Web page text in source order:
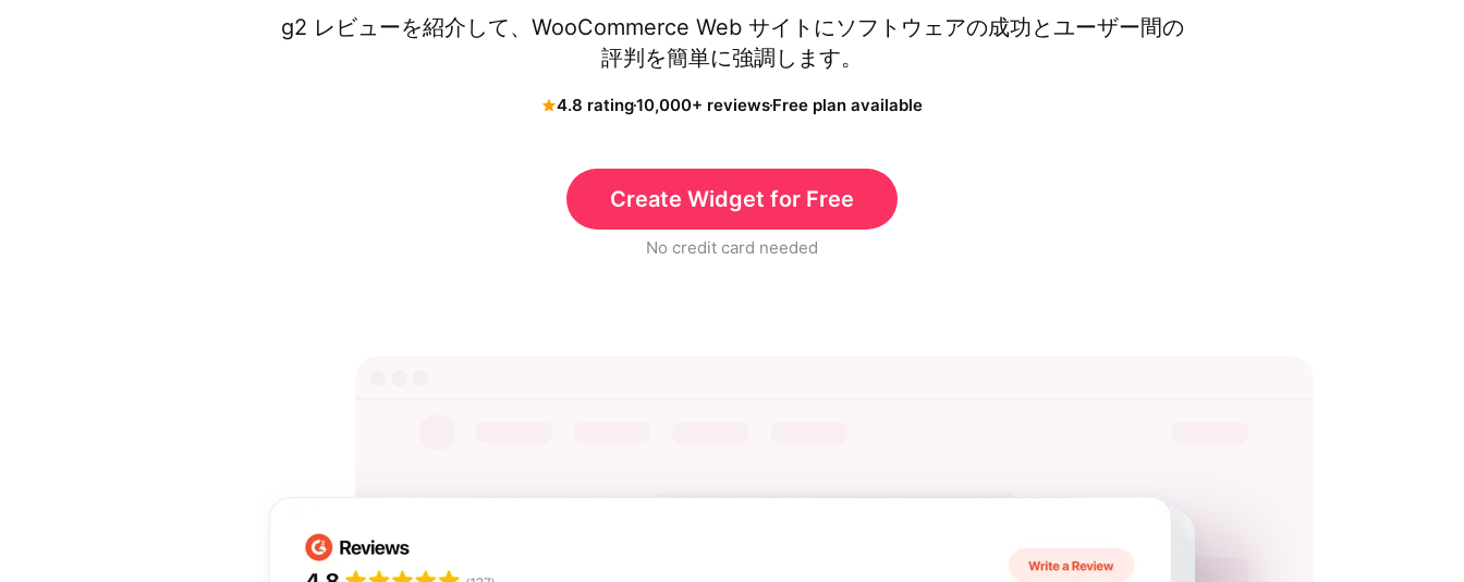
g2 レビューを紹介して、WooCommerce Web サイトにソフトウェアの成功とユーザー間の
評判を簡単に強調します。
4.8 rating10,000+ reviewsFree plan available
Create Widget for Free
No credit card needed